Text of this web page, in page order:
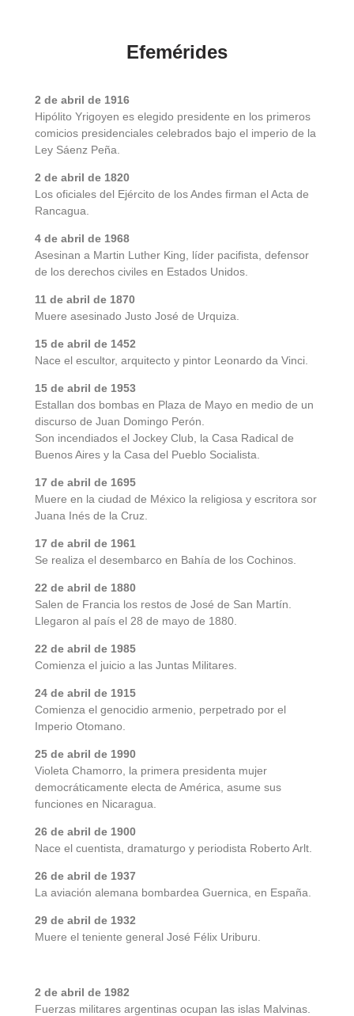
Efemérides
2 de abril de 1916
Hipólito Yrigoyen es elegido presidente en los primeros
comicios presidenciales celebrados bajo el imperio de la
Ley Sáenz Peña.
2 de abril de 1820
Los oficiales del Ejército de los Andes firman el Acta de
Rancagua.
4 de abril de 1968
Asesinan a Martin Luther King, líder pacifista, defensor
de los derechos civiles en Estados Unidos.
11 de abril de 1870
Muere asesinado Justo José de Urquiza.
15 de abril de 1452
Nace el escultor, arquitecto y pintor Leonardo da Vinci.
15 de abril de 1953
Estallan dos bombas en Plaza de Mayo en medio de un
discurso de Juan Domingo Perón.
Son incendiados el Jockey Club, la Casa Radical de
Buenos Aires y la Casa del Pueblo Socialista.
17 de abril de 1695
Muere en la ciudad de México la religiosa y escritora sor
Juana Inés de la Cruz.
17 de abril de 1961
Se realiza el desembarco en Bahía de los Cochinos.
22 de abril de 1880
Salen de Francia los restos de José de San Martín.
Llegaron al país el 28 de mayo de 1880.
22 de abril de 1985
Comienza el juicio a las Juntas Militares.
24 de abril de 1915
Comienza el genocidio armenio, perpetrado por el
Imperio Otomano.
25 de abril de 1990
Violeta Chamorro, la primera presidenta mujer
democráticamente electa de América, asume sus
funciones en Nicaragua.
26 de abril de 1900
Nace el cuentista, dramaturgo y periodista Roberto Arlt.
26 de abril de 1937
La aviación alemana bombardea Guernica, en España.
29 de abril de 1932
Muere el teniente general José Félix Uriburu.
2 de abril de 1982
Fuerzas militares argentinas ocupan las islas Malvinas.